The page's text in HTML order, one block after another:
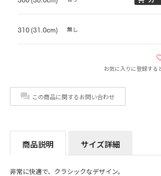
310 (31.0cm) 無し
お気に入りに登録する
この商品に関するお問い合わせ
商品説明 サイズ詳細
非常に快適で、クラシックなデザイン。